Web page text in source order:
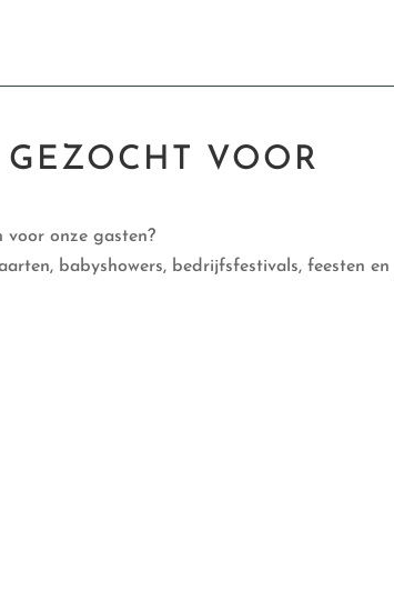
VOOR
voor onze gasten?
babyshowers, bedrijfsfestivals, feesten